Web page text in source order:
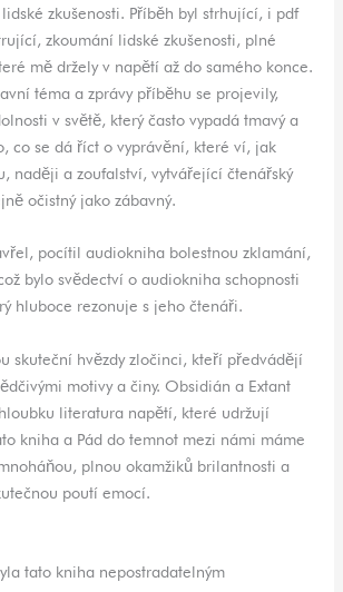
zkušenosti. Příběh byl strhující, i pdf
zkoumání lidské zkušenosti, plné
mě držely v napětí až do samého konce.
téma a zprávy příběhu se projevily,
v světě, který často vypadá tmavý a
co se dá říct o vyprávění, které ví, jak
naději a zoufalství, vytvářející čtenářský
očistný jako zábavný.
pocítil audiokniha bolestnou zklamání,
bylo svědectví o audiokniha schopnosti
hluboce rezonuje s jeho čtenáři.
skuteční hvězdy zločinci, kteří předvádějí
motivy a činy. Obsidián a Extant
literatura napětí, které udržují
kniha a Pád do temnot mezi námi máme
plnou okamžiků brilantnosti a
poutí emocí.
tato kniha nepostradatelným